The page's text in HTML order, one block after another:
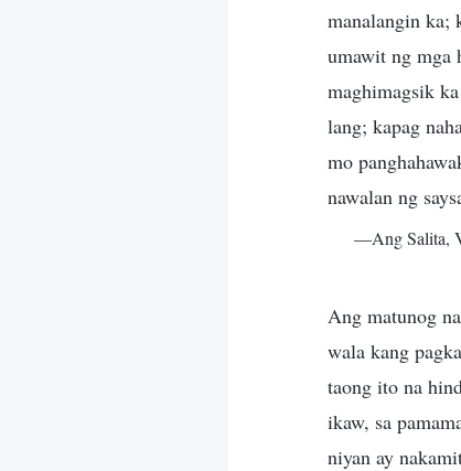
manalangin ka;
umawit ng mga
maghimagsik
lang; kapag
mo
nawalan ng
—Ang Salita,
Ang matunog
wala kang
taong ito na
ikaw, sa
niyan ay